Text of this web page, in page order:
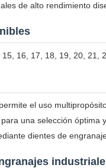
de alto rendimiento
16, 17, 18, 19, 20, 21,
el uso
una selección óptima
dientes de